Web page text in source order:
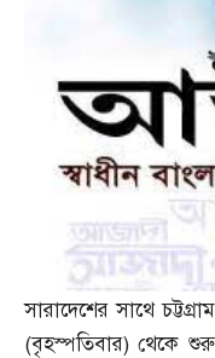
সারাদেশের সাথে
(বৃহস্পতিবার)থেকে শুরু